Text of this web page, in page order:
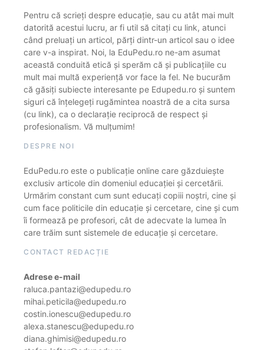
Pentru că scrieți despre educație, sau cu atât mai mult
datorită acestui lucru, ar fi util să citați cu link, atunci
când preluați un articol, părți dintr-un articol sau o idee
care v-a inspirat. Noi, la EduPedu.ro ne-am asumat
această conduită etică și sperăm că și publicațiile cu
mult mai multă experiență vor face la fel. Ne bucurăm
că găsiți subiecte interesante pe Edupedu.ro și suntem
siguri că înțelegeți rugămintea noastră de a cita sursa
(cu link), ca o declarație reciprocă de respect și
profesionalism. Vă mulțumim!
DESPRE NOI
EduPedu.ro este o publicație online care găzduiește
exclusiv articole din domeniul educației și cercetării.
Urmărim constant cum sunt educați copiii noștri, cine și
cum face politicile din educație și cercetare, cine și cum
îi formează pe profesori, cât de adecvate la lumea în
care trăim sunt sistemele de educație și cercetare.
CONTACT REDACȚIE
Adrese e-mail
raluca.pantazi@edupedu.ro
mihai.peticila@edupedu.ro
costin.ionescu@edupedu.ro
alexa.stanescu@edupedu.ro
diana.ghimisi@edupedu.ro